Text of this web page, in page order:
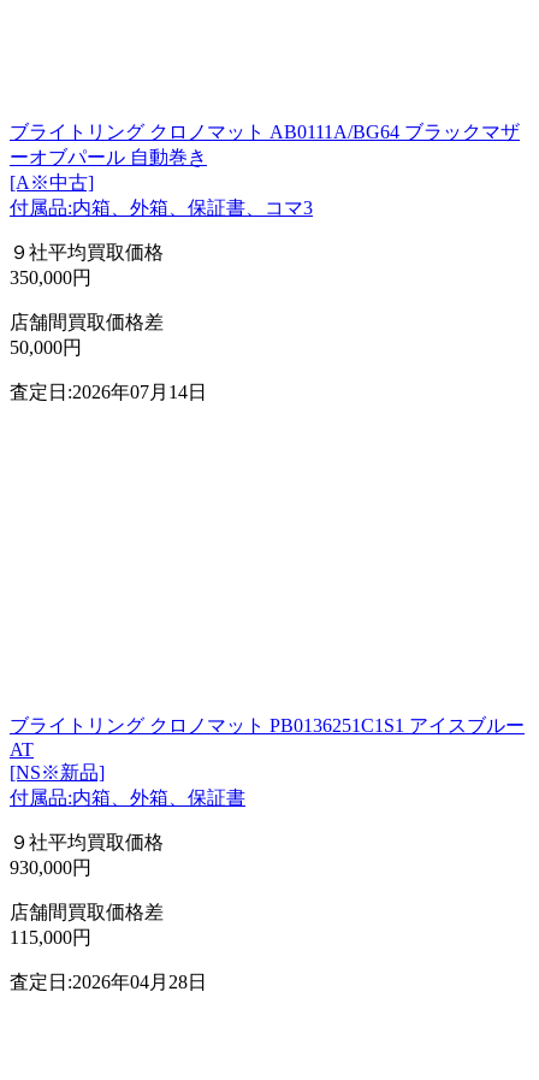
ブライトリング クロノマット AB0111A/BG64 ブラックマザ
ーオブパール 自動巻き
[A※中古]
付属品:内箱、外箱、保証書、コマ3
９社平均買取価格
350,000円
店舗間買取価格差
50,000円
査定日:2026年07月14日
ブライトリング クロノマット PB0136251C1S1 アイスブルー
AT
[NS※新品]
付属品:内箱、外箱、保証書
９社平均買取価格
930,000円
店舗間買取価格差
115,000円
査定日:2026年04月28日